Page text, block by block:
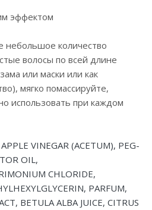
эффектом
небольшое количество
волосы по всей длине
или маски или как
мягко помассируйте,
использовать при каждом
VINEGAR (ACETUM), PEG-
OIL,
CHLORIDE,
PARFUM,
BETULA ALBA JUICE, CITRUS